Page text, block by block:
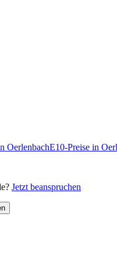
OerlenbachE10-Preise in
Jetzt beanspruchen